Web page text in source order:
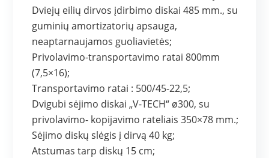
Dviejų eilių dirvos įdirbimo diskai 485 mm., su
guminių amortizatorių apsauga,
neaptarnaujamos guoliavietės;
Privolavimo-transportavimo ratai 800mm
(7,5×16);
Transportavimo ratai : 500/45-22,5;
Dvigubi sėjimo diskai „V-TECH“ ø300, su
privolavimo- kopijavimo rateliais 350×78 mm.;
Sėjimo diskų slėgis į dirvą 40 kg;
Atstumas tarp diskų 15 cm;